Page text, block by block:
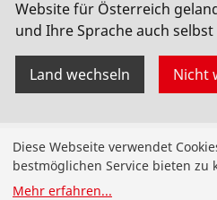
Website für Österreich
und Ihre Sprache auch
Land wechseln Nicht
Produkte
Installation
Diese Webseite verwendet
bestmöglichen Service bieten zu
Mehr erfahren...